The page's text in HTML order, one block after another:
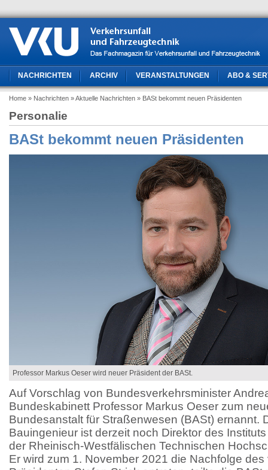
NACHRICHTEN ARCHIV VERANSTALTUNGEN ABO &
Home » Nachrichten » Aktuelle Nachrichten » BASt bekommt neuen Präsidenten
Personalie
BASt bekommt neuen Präsidenten
Professor Markus Oeser wird neuer Präsident der BASt.
Auf Vorschlag von Bundesverkehrsminister
Bundeskabinett Professor Markus Oeser zum
Bundesanstalt für Straßenwesen (BASt) ernannt.
Bauingenieur ist derzeit noch Direktor des
der Rheinisch-Westfälischen Technischen
Er wird zum 1. November 2021 die Nachfolge